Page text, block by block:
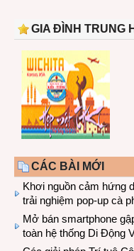
GIA ĐÌNH TRUNG
CÁC BÀI MỚI
Khơi nguồn cảm hứng
trải nghiệm pop-up cà
Mở bán smartphone
toàn hệ thống Di Động